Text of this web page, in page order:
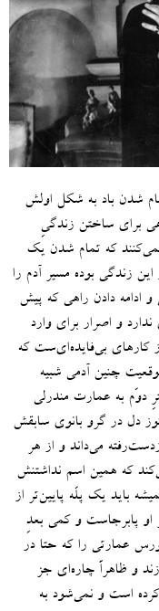
شدن باد به شکل اولش
برای ساختن زندگیِ
که تمام شدن یک
زندگی بوده مسیر آدم را
ادامه دادن راهی که پیش
ندارد و اصرار برای وارد
کارهای بی‌فایده‌ای‌ست که
چنین آدمی شبیه
دوّم به عمارت مندرلی
دل در گرو بانوی سابقش
می‌داند و از هر
که همین اسم نداشتنش
باید یک پلّه پایین‌تر از
او پابرجاست و کمی بعدِ
عمارتی را که حتا در
و ظاهراً چاره‌ای جز
است و نمی‌شود به